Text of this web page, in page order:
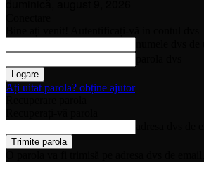
Ați uitat parola? obține ajutor